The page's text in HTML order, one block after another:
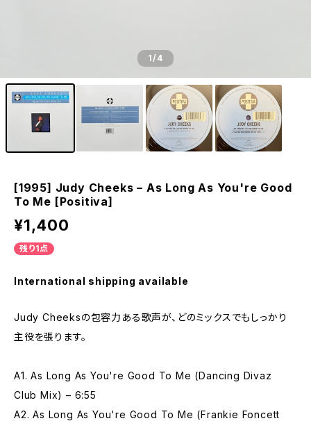
1/4
[1995] Judy Cheeks – As Long As You're Good
To Me [Positiva]
¥1,400
残り1点
International shipping available
Judy Cheeksの包容力ある歌声が、どのミックスでもしっかり
主役を張ります。
A1. As Long As You're Good To Me (Dancing Divaz
Club Mix) – 6:55
A2. As Long As You're Good To Me (Frankie Foncett